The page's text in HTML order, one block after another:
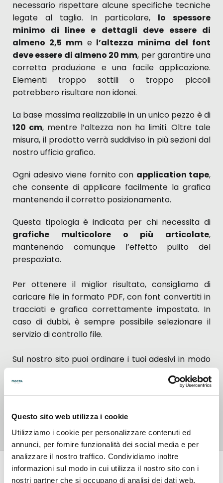
Questo sito web utilizza i cookie
Utilizziamo i cookie per personalizzare contenuti ed
annunci, per fornire funzionalità dei social media e per
analizzare il nostro traffico. Condividiamo inoltre
informazioni sul modo in cui utilizza il nostro sito con i
nostri partner che si occupano di analisi dei dati web,
necessario rispettare alcune specifiche tecniche
legate al taglio. In particolare, lo spessore
minimo di linee e dettagli deve essere di
almeno 2,5 mme l’altezza minima del font
deve essere di almeno 20 mm, per garantire una
corretta produzione e una facile applicazione.
Elementi troppo sottili o troppo piccoli
potrebbero risultare non idonei.
La base massima realizzabile in un unico pezzo è di
120 cm, mentre l’altezza non ha limiti. Oltre tale
misura, il prodotto verrà suddiviso in più sezioni dal
nostro ufficio grafico.
Ogni adesivo viene fornito con application tape,
che consente di applicare facilmente la grafica
mantenendo il corretto posizionamento.
Questa tipologia è indicata per chi necessita di
grafiche multicolore o più articolate,
mantenendo comunque l’effetto pulito del
prespaziato.
Per ottenere il miglior risultato, consigliamo di
caricare file in formato PDF, con font convertiti in
tracciati e grafica correttamente impostata. In
caso di dubbi, è sempre possibile selezionare il
servizio di controllo file.
Sul nostro sito puoi ordinare i tuoi adesivi in modo
semplice ed intuitivo: seleziona le opzioni di
configurazione, indica quantità e tempi di
consegna e completa l’acquisto in pochi passaggi.
desiderato, nei tempi indicati.
Recensioni